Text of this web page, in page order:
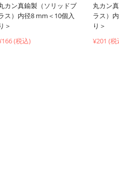
カン真鍮製（ソリッドブ
ス）内径8 mm＜10個入
＞
(税込)
丸カン
ラス）
り＞
¥201 (税